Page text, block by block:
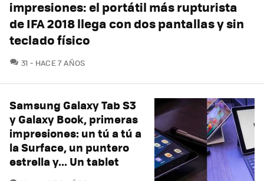
impresiones: el portátil más rupturista
de IFA 2018 llega con dos pantallas y sin
teclado físico
31 COMENTARIOS
HACE 7 AÑOS
Samsung Galaxy Tab S3
y Galaxy Book, primeras
impresiones: un tú a tú a
la Surface, un puntero
estrella y... Un tablet